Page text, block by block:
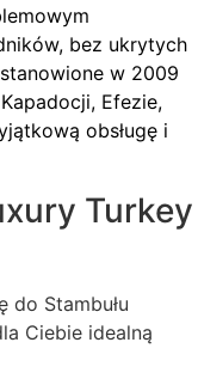
bez ukrytych
w 2009
Efezie,
obsługę i
Turkey
do Stambułu
Ciebie idealną